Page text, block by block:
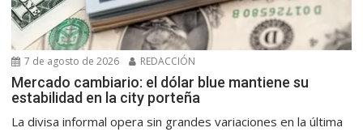
7 de agosto de 2026 REDACCIÓN
Mercado cambiario: el dólar blue mantiene su
estabilidad en la city porteña
La divisa informal opera sin grandes variaciones en la última